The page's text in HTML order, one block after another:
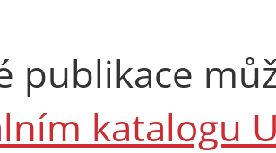
publikace
katalogu